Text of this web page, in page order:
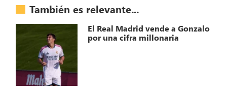
También es relevante...
El Real Madrid vende a Gonzalo
por una cifra millonaria